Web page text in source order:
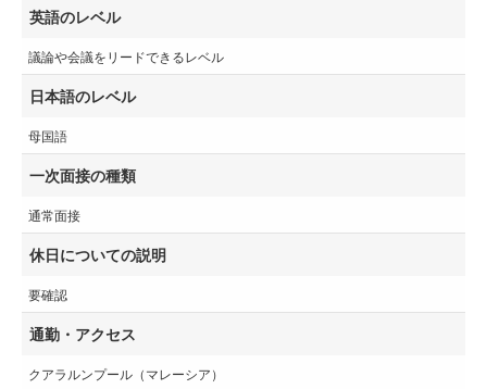
英語のレベル
議論や会議をリードできるレベル
日本語のレベル
母国語
一次面接の種類
通常面接
休日についての説明
要確認
通勤・アクセス
クアラルンプール（マレーシア）